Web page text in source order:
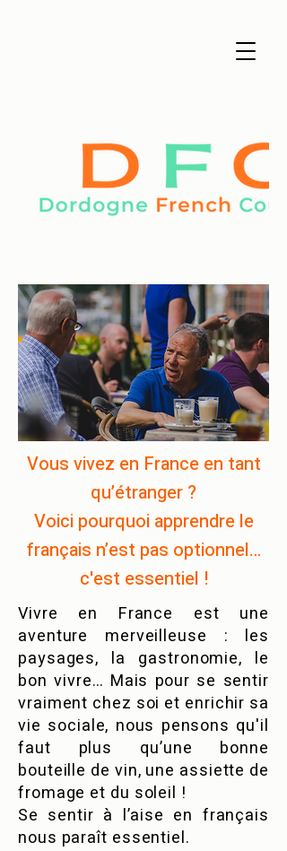
Vous vivez en France en tant
qu’étranger ?
Voici pourquoi apprendre le
français n’est pas optionnel…
c'est essentiel !
Vivre en France est une
aventure merveilleuse : les
paysages, la gastronomie, le
bon vivre… Mais pour se sentir
vraiment chez soi et enrichir sa
vie sociale, nous pensons qu'il
faut plus qu’une bonne
bouteille de vin, une assiette de
fromage et du soleil !
Se sentir à l’aise en français
nous paraît essentiel.